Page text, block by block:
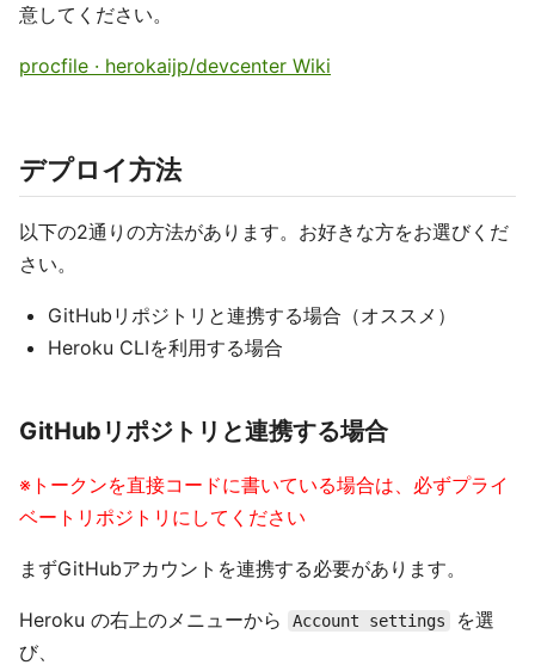
意してください。
procfile · herokaijp/devcenter Wiki
デプロイ方法
以下の2通りの方法があります。お好きな方をお選びくだ
さい。
GitHubリポジトリと連携する場合（オススメ）
Heroku CLIを利用する場合
GitHubリポジトリと連携する場合
※トークンを直接コードに書いている場合は、必ずプライ
ベートリポジトリにしてください
まずGitHubアカウントを連携する必要があります。
Heroku の右上のメニューから Account settings
を選
び、